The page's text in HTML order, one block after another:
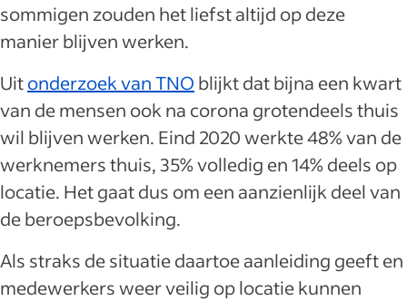
sommigen zouden het liefst altijd op deze
manier blijven werken.
Uitonderzoek van TNO blijkt dat bijna een kwart
van de mensen ook na corona grotendeels thuis
wil blijven werken. Eind 2020 werkte 48% van de
werknemers thuis, 35% volledig en 14% deels op
locatie. Het gaat dus om een aanzienlijk deel van
de beroepsbevolking.
Als straks de situatie daartoe aanleiding geeft en
medewerkers weer veilig op locatie kunnen